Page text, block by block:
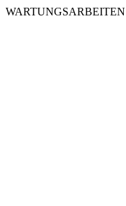
WARTUNGSARBEITEN